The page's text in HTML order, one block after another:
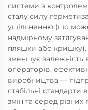
системи з
сталу силу
ущільненню (що
надмірному
пляшки або кришку).
зменшує залежність
операторів,
виробництва —
стабільні стандарти
змін та серед різних